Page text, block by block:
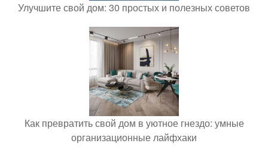
Улучшите свой дом: 30 простых и полезных советов
Как превратить свой дом в уютное гнездо: умные
организационные лайфхаки